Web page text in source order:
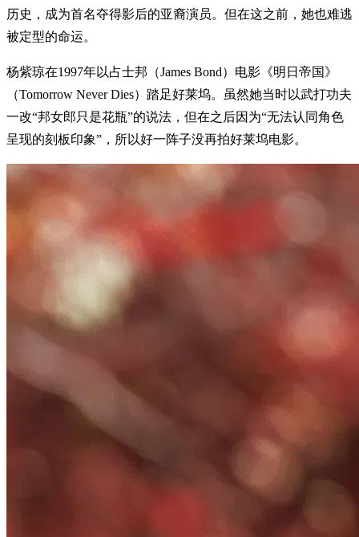
历史，成为首名夺得影后的亚裔演员。但在这之前，她也难逃
被定型的命运。
杨紫琼在1997年以占士邦（James Bond）电影《明日帝国》
（Tomorrow Never Dies）踏足好莱坞。虽然她当时以武打功夫
一改“邦女郎只是花瓶”的说法，但在之后因为“无法认同角色
呈现的刻板印象”，所以好一阵子没再拍好莱坞电影。